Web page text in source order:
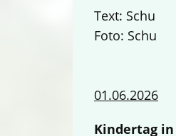
Text: Schu
Foto: Schu
01.06.2026
Kindertag in